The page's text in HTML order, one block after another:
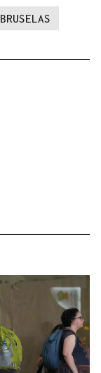
BRUSELAS